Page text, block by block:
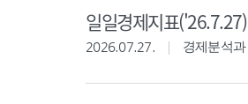
일일경제지표('26.7.27)
2026.07.27. 경제분석과